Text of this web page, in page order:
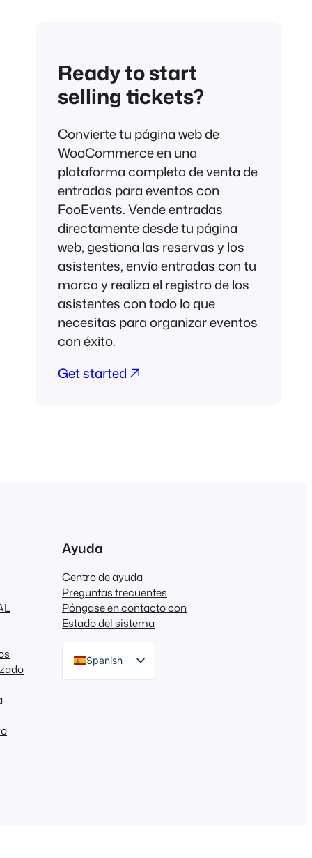
Ready to start
selling tickets?
Convierte tu página web de
WooCommerce en una
plataforma completa de venta de
entradas para eventos con
FooEvents. Vende entradas
directamente desde tu página
web, gestiona las reservas y los
asistentes, envía entradas con tu
marca y realiza el registro de los
asistentes con todo lo que
necesitas para organizar eventos
con éxito.
Get started
Ayuda
Centro de ayuda
Preguntas frecuentes
Póngase en contacto con
Estado del sistema
Spanish
English